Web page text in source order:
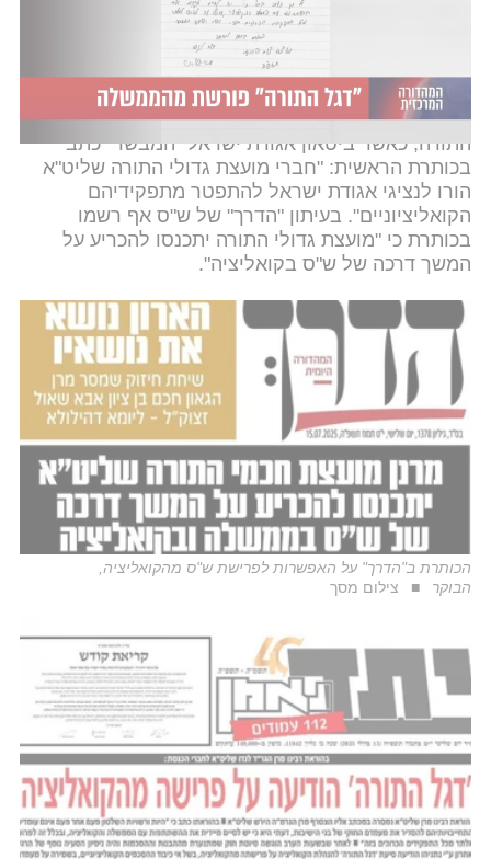
שהוביל ראש הממשלה נתניהו קרסו
הודיעה על פרישה מהקואליציה.
במקביל, העיתונים החרדים חיזקו את פרישת יהדות
התורה, כאשר ביטאון אגודת ישראל "המבשר" כתב
בכותרת הראשית: "חברי מועצת גדולי התורה שליט"א
הורו לנציגי אגודת ישראל להתפטר מתפקידיהם
הקואליציוניים". בעיתון "הדרך" של ש"ס אף רשמו
בכותרת כי "מועצת גדולי התורה יתכנסו להכריע על
המשך דרכה של ש"ס בקואליציה".
הכותרת ב"הדרך" על האפשרות לפרישת ש"ס מהקואליציה,
הבוקר
צילום מסך